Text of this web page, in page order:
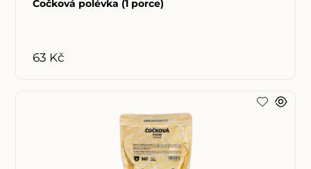
Čočková polévka (1 porce)
63 Kč